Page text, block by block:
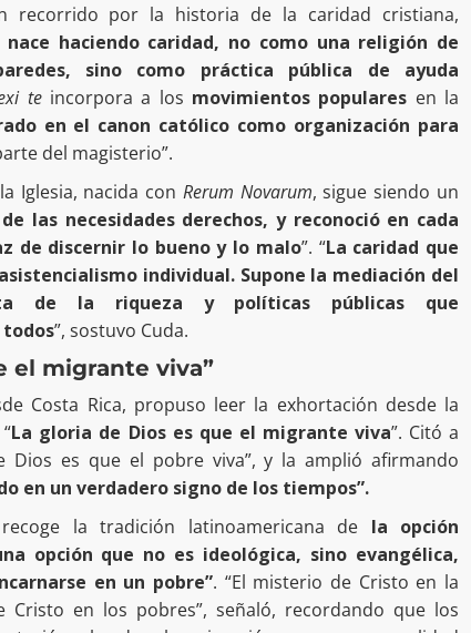
recorrido por la historia de la caridad cristiana,
haciendo caridad, no como una religión de
sino como práctica pública de ayuda
teincorpora a los movimientos populares en la
en el canon católico como organización para
del magisterio”.
Iglesia, nacida con Rerum Novarum, sigue siendo un
las necesidades derechos, y reconoció en cada
de discernir lo bueno y lo malo”. “La caridad que
individual. Supone la mediación del
de la riqueza y políticas públicas que
todos”, sostuvo Cuda.
el migrante viva”
Costa Rica, propuso leer la exhortación desde la
La gloria de Dios es que el migrante viva”. Citó a
Dios es que el pobre viva”, y la amplió afirmando
en un verdadero signo de los tiempos”.
la tradición latinoamericana de la opción
opción que no es ideológica, sino evangélica,
en un pobre”. “El misterio de Cristo en la
Cristo en los pobres”, señaló, recordando que los